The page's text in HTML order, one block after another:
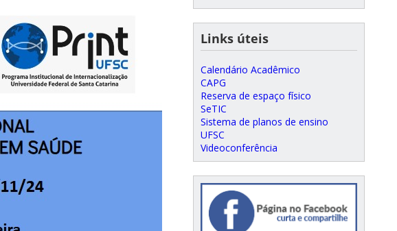
Links úteis
Calendário Acadêmico
CAPG
Reserva de espaço físico
SeTIC
Sistema de planos de ensino
UFSC
Videoconferência